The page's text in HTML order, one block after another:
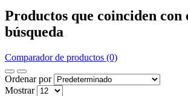
Productos que coinciden
búsqueda
Comparador de productos (0)
Ordenar por
Mostrar